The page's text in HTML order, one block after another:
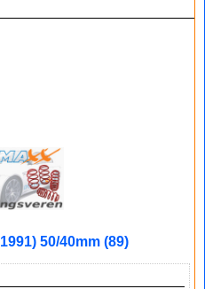
50/40mm (89)